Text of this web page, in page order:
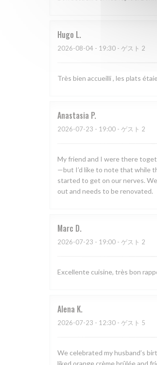
Hugo L
2026-08-04 - 19:30 - ゲスト 2
Très bien accueilli , les plats
Anastasia P
2026-07-23 - 19:00 - ゲスト 2
My friend and I were there
—but I’d like to note that while
started to get on our nerves.
out and needs to be renovated.
Marc D
2026-07-23 - 19:00 - ゲスト 2
Excellente cuisine, très bon
Alena K
2026-07-23 - 12:30 - ゲスト 5
We celebrated my husband’s